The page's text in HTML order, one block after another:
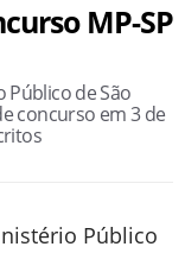
MP-SP
de São
concurso em 3 de
Público